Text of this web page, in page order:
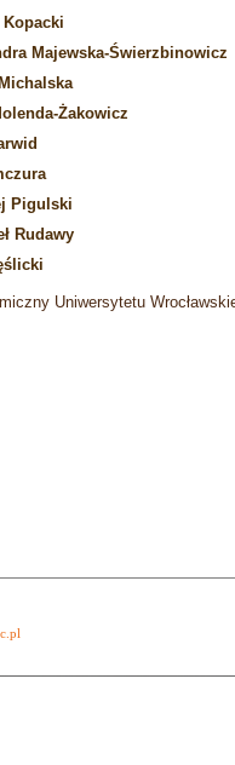
Majewska-Świerzbinowicz
Żakowicz
Pigulski
Rudawy
Uniwersytetu